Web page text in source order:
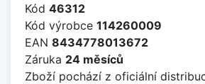
Kód 46312
Kód výrobce 114260009
EAN 8434778013672
Záruka 24 měsíců
Zboží pochází z oficiální